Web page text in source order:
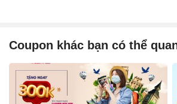
Coupon khác bạn có thể